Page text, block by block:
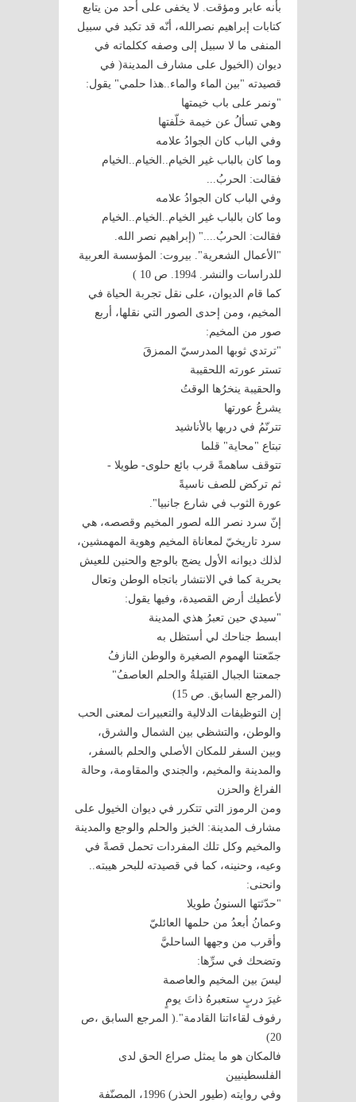
بأنه عابر ومؤقت. لا يخفى على أحد من يتابع
كتابات إبراهيم نصرالله، أنّه قد تكبد في سبيل
المنفى ما لا سبيل إلى وصفه ككلماته في
ديوان (الخيول على مشارف المدينة( في
قصيدته "بين الماء والماء..هذا حلمي" يقول:
"ونمر على باب خيمتها
وهي تسألُ عن خيمة خلّفتها
وفي الباب كان الجوادُ علامه
وما كان بالباب غير الخيام..الخيام..الخيام
فقالت: الحربُ...
وفي الباب كان الجوادُ علامه
وما كان بالباب غير الخيام..الخيام..الخيام
فقالت: الحربُ...." (إبراهيم نصر الله.
"الأعمال الشعرية". بيروت: المؤسسة العربية
للدراسات والنشر. 1994. ص 10 )
كما قام الديوان، على نقل تجربة الحياة في
المخيم، ومن إحدى الصور التي نقلها، أربع
صور من المخيم:
"ترتدي ثوبها المدرسيّ الممزقَ
تستر عورته اللحقيبة
والحقيبة ينخرُها الوقتُ
يشرعُ عورتها
تترنّمُ في دربها بالأناشيد
تبتاع "محاية" قلما
تتوقف ساهمةً قرب بائع حلوى- طويلا -
ثم تركض للصف ناسيةً
عورة الثوب في شارع جانبيا".
إنّ سرد نصر الله لصور المخيم وقصصه، هي
سرد تاريخيّ لمعاناة المخيم وهوية المهمشين،
لذلك ديوانه الأول يضج بالوجع والحنين للعيش
بحرية كما في الانتشار باتجاه الوطن وتعال
لأعطيك أرض القصيدة، وفيها يقول:
"سيدي حين تعبرُ هذي المدينة
ابسط جناحك لي أستظل به
جمّعتنا الهموم الصغيرة والوطن النازفُ
جمعتنا الجبال القتيلةُ والحلم العاصفُ"
(المرجع السابق. ص 15)
إن التوظيفات الدلالية والتعبيرات لمعنى الحب
والوطن، والتشظي بين الشمال والشرق،
وبين السفر للمكان الأصلي والحلم بالسفر،
والمدينة والمخيم، والجندي والمقاومة، وحالة
الفراغ والحزن
ومن الرموز التي تتكرر في ديوان الخيول على
مشارف المدينة: الخبز والحلم والوجع والمدينة
والمخيم وكل تلك المفردات تحمل قصةً في
وعيه، وحنينه، كما في قصيدته للبحر هيبته..
وانحنى:
"حدّثتها السنونُ طويلا
وعمانُ أبعدُ من حلمها العائليّ
وأقرب من وجهها الساحليَّ
وتضحك في سرِّها:
ليسَ بين المخيم والعاصمة
غيرَ دربٍ ستعبرهُ ذاتَ يومٍ
رفوف لقاءاتنا القادمة".( المرجع السابق ،ص
20)
فالمكان هو ما يمثل صراع الحق لدى
الفلسطينيين
وفي روايته (طيور الحذر) 1996، المصنّفة